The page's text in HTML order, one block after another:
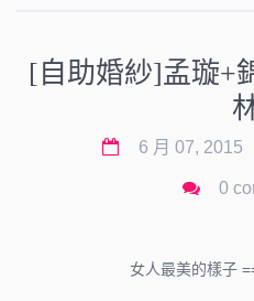
[自助婚紗]孟璇+
6 月 07, 2015
0
女人最美的樣子